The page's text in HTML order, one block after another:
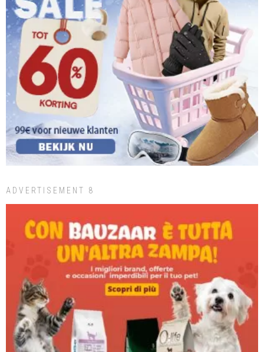
ADVERTISEMENT 8